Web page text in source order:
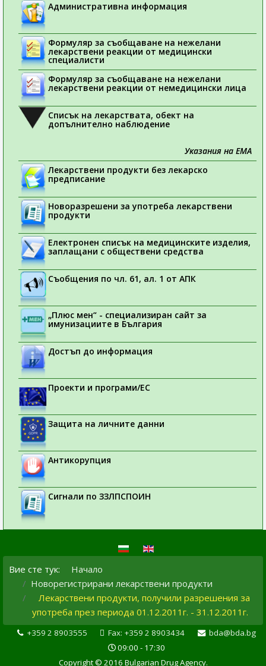
Административна информация
Формуляр за съобщаване на нежелани
лекарствени реакции от медицински
специалисти
Формуляр за съобщаване на нежелани
лекарствени реакции от немедицински лица
Списък на лекарствата, обект на
допълнително наблюдение
Указания на ЕМА
Лекарствени продукти без лекарско
предписание
Новоразрешени за употреба лекарствени
продукти
Електронен списък на медицинските изделия,
заплащани с обществени средства
Съобщения по чл. 61, ал. 1 от АПК
„Плюс мен“ - специализиран сайт за
имунизациите в България
Достъп до информация
Проекти и програми/ЕС
Защита на личните данни
Антикорупция
Сигнали по ЗЗЛПСПОИН
Вие сте тук:
Начало
Новорегистрирани лекарствени продукти
Лекарствени продукти, получили разрешения за
употреба през периода 01.12.2011г. - 31.12.2011г.
+359 2 8903555 Fax: +359 2 8903434
bda@bda.bg
09:00 - 17:30
Copyright © 2016 Bulgarian Drug Agency.